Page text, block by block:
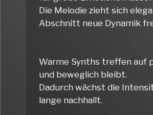
Die Melodie zieht sich
Abschnitt neue Dynamik
Warme Synths treffen auf
und beweglich bleibt.
Dadurch wächst die
lange nachhallt.